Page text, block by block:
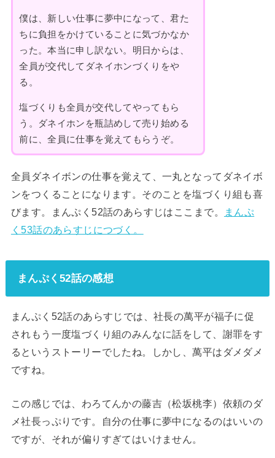
僕は、新しい仕事に夢中になって、君た
ちに負担をかけていることに気づかなか
った。本当に申し訳ない。明日からは、
全員が交代してダネイホンづくりをや
る。
塩づくりも全員が交代してやってもら
う。ダネイホンを瓶詰めして売り始める
前に、全員に仕事を覚えてもらうぞ。
全員ダネイボンの仕事を覚えて、一丸となってダネイボ
ンをつくることになります。そのことを塩づくり組も喜
びます。まんぷく52話のあらすじはここまで。
まんぷ
く53話のあらすじにつづく。
まんぷく52話の感想
まんぷく52話のあらすじでは、社長の萬平が福子に促
されもう一度塩づくり組のみんなに話をして、謝罪をす
るというストーリーでしたね。しかし、萬平はダメダメ
ですね。
この感じでは、わろてんかの藤吉（松坂桃李）依頼のダ
メ社長っぷりです。自分の仕事に夢中になるのはいいの
ですが、それが偏りすぎてはいけません。